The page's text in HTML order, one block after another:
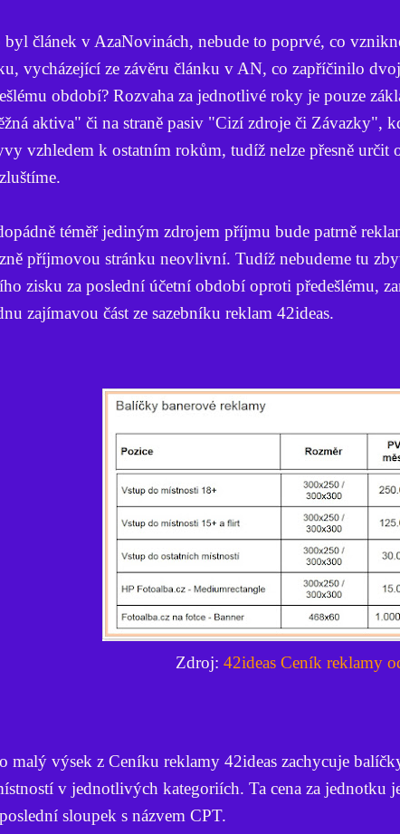
byl článek v AzaNovinách, nebude to poprvé, co
vycházející ze závěru článku v AN, co zapříčinilo
období? Rozvaha za jednotlivé roky je pouze
aktiva" či na straně pasiv "Cizí zdroje či Závazky",
vzhledem k ostatním rokům, tudíž nelze přesně určit
téměř jediným zdrojem příjmu bude patrně
příjmovou stránku neovlivní. Tudíž nebudeme tu
zisku za poslední účetní období oproti předešlému,
zajímavou část ze sazebníku reklam 42ideas.
Zdroj: 42ideas Ceník reklamy
malý výsek z Ceníku reklamy 42ideas zachycuje
v jednotlivých kategoriích. Ta cena za jednotku
sloupek s názvem CPT.